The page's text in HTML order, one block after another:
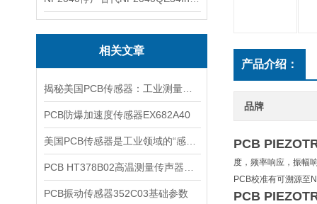
相关文章
PCB防爆加速度传感器EX682A40
PCB振动传感器352C03基础参数
产品介绍：
品牌
PCB
度，频率响应，振幅
PCB校准有可溯源至
PCB